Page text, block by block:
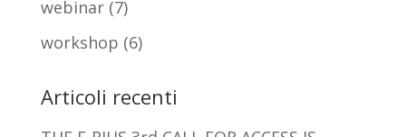
webinar(7)
workshop (6)
Articoli recenti